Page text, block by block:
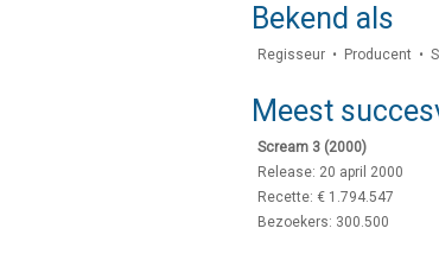
Bekend als
Regisseur • Producent •
Meest
Scream 3 (2000)
Release: 20 april 2000
Recette: € 1.794.547
Bezoekers: 300.500